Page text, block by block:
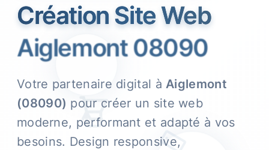
Création Site Web
Aiglemont 08090
Votre partenaire digital àAiglemont
(08090) pour créer un site web
moderne, performant et adapté à vos
besoins. Design responsive,